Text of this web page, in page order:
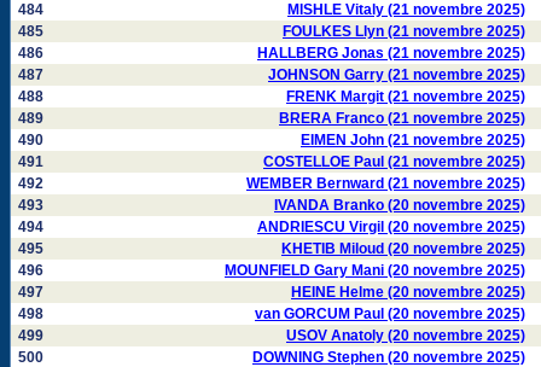
484
MISHLE Vitaly (21 novembre 2025)
485
FOULKES Llyn (21 novembre 2025)
486
HALLBERG Jonas (21 novembre 2025)
487
JOHNSON Garry (21 novembre 2025)
488
FRENK Margit (21 novembre 2025)
489
BRERA Franco (21 novembre 2025)
490
EIMEN John (21 novembre 2025)
491
COSTELLOE Paul (21 novembre 2025)
492
WEMBER Bernward (21 novembre 2025)
493
IVANDA Branko (20 novembre 2025)
494
ANDRIESCU Virgil (20 novembre 2025)
495
KHETIB Miloud (20 novembre 2025)
496
MOUNFIELD Gary Mani (20 novembre 2025)
497
HEINE Helme (20 novembre 2025)
498
van GORCUM Paul (20 novembre 2025)
499
USOV Anatoly (20 novembre 2025)
500
DOWNING Stephen (20 novembre 2025)